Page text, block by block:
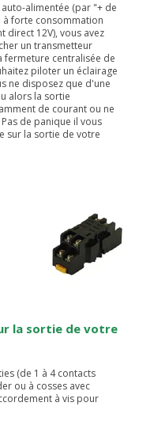
alimentée (par "+ de
à forte consommation
direct 12V), vous avez
un transmetteur
centralisée de
piloter un éclairage
ne disposez que d'une
alors la sortie
de courant ou ne
de panique il vous
sur la sortie de votre
la sortie de votre
(de 1 à 4 contacts
ou à cosses avec
à vis pour